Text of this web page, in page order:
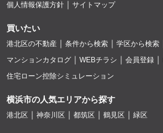
個人情報保護方針
サイトマップ
買いたい
港北区の不動産 条件から検索 学区から検索
マンションカタログ
WEBチラシ 会員登録
住宅ローン控除シミュレーション
横浜市の人気エリアから探す
港北区 神奈川区 都筑区 鶴見区 緑区